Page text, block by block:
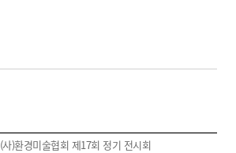
(사)환경미술협회 제17회 정기 전시회